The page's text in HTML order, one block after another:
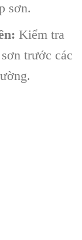
sơn.
Kiểm tra
trước các